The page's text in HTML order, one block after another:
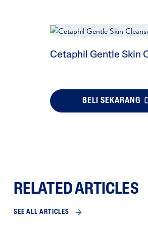
Cetaphil Gentle Skin
BELI SEKARANG
RELATED ARTICLES
SEE ALL ARTICLES